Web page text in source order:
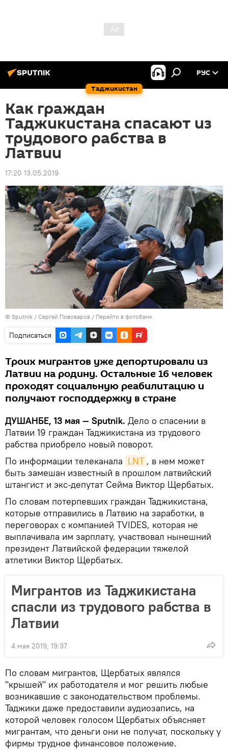
Таджикистан
РУС
Как граждан
Таджикистана спасают из
трудового рабства в
Латвии
17:20 13.05.2019
© Sputnik / Сергей Пивоваров / Перейти в фотобанк
Подписаться
Троих мигрантов уже депортировали из
Латвии на родину. Остальные 16 человек
проходят социальную реабилитацию и
получают господдержку в стране
ДУШАНБЕ, 13 мая — Sputnik. Дело о спасении в
Латвии 19 граждан Таджикистана из трудового
рабства приобрело новый поворот.
По информации телеканала LNT , в нем может
быть замешан известный в прошлом латвийский
штангист и экс-депутат Сейма Виктор Щербатых.
По словам потерпевших граждан Таджикистана,
которые отправились в Латвию на заработки, в
переговорах с компанией TVIDES, которая не
выплачивала им зарплату, участвовал нынешний
президент Латвийской федерации тяжелой
атлетики Виктор Щербатых.
Мигрантов из Таджикистана
спасли из трудового рабства в
Латвии
4 мая 2019, 19:37
По словам мигрантов, Щербатых являлся
"крышей" их работодателя и мог решить любые
возникавшие с законодательством проблемы.
Таджики даже предоставили аудиозапись, на
которой человек голосом Щербатых объясняет
мигрантам, что деньги они не получат, поскольку у
фирмы трудное финансовое положение.